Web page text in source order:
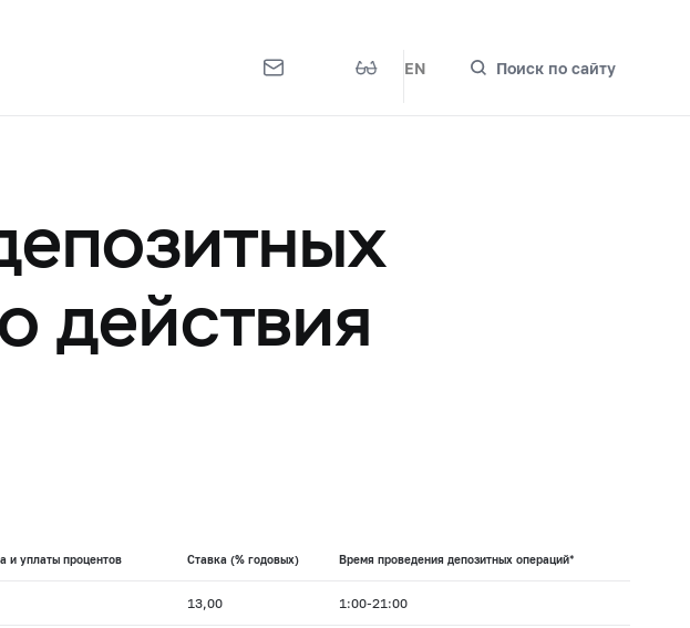
EN Поиск по сайту
действия
и уплаты процентов Ставка (% годовых) Время проведения депозитных операций*
13,00 1:00-21:00